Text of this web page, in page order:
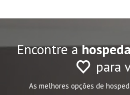
Encontre a
para
As melhores opções de